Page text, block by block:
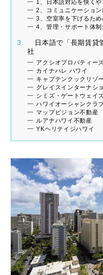
1、日本語対応を快くや
2、コミュニケーショ
3、空室率を下げるた
4、管理・サポート体
日本語で「長期賃貸
社
アクシオプロパティー
カイナハレ ハワイ
キャプテンクックリゾ
グレイスインターナシ
シミズ・ゲートウェイ
ハワイオーシャンクラ
マップビジョン不動産
ルアナハワイ不動産
YKヘリテイジハワイ